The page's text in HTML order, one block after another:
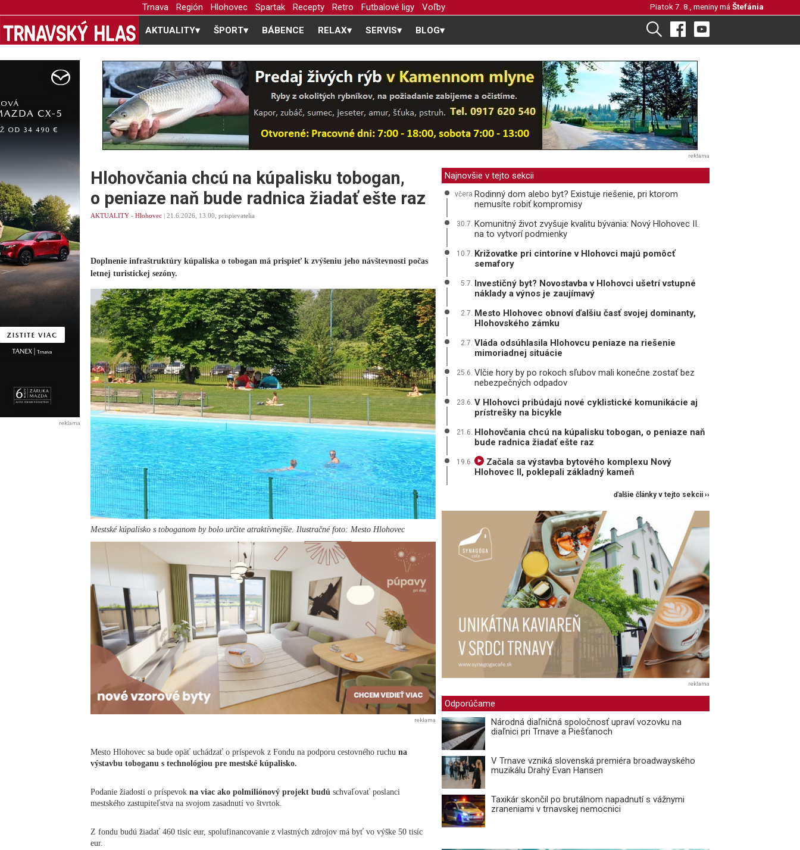
Trnava Región Hlohovec Spartak Recepty Retro Futbalové ligy Voľby Piatok 7. 8., meniny má Štefánia
AKTUALITY▾ ŠPORT▾ BÁBENCE RELAX▾ SERVIS▾ BLOG▾
reklama
Hlohovčania chcú na kúpalisku tobogan,
o peniaze naň bude radnica žiadať ešte raz
AKTUALITY - Hlohovec | 21.6.2026, 13.00, prispievatelia
Doplnenie infraštruktúry kúpaliska o tobogan má prispieť k zvýšeniu jeho návštevnosti počas
letnej turistickej sezóny.
Mestské kúpalisko s toboganom by bolo určite atraktívnejšie. Ilustračné foto: Mesto Hlohovec
reklama
Mesto Hlohovec sa bude opäť uchádzať o príspevok z Fondu na podporu cestovného ruchu na
výstavbu toboganu s technológiou pre mestské kúpalisko.
Podanie žiadosti o príspevok na viac ako polmiliónový projekt budú schvaľovať poslanci
mestského zastupiteľstva na svojom zasadnutí vo štvrtok.
Z fondu budú žiadať 460 tisíc eur, spolufinancovanie z vlastných zdrojov má byť vo výške 50 tisíc
eur.
Najnovšie v tejto sekcii
včera Rodinný dom alebo byt? Existuje riešenie, pri ktorom
nemusíte robiť kompromisy
30.7. Komunitný život zvyšuje kvalitu bývania: Nový Hlohovec II.
na to vytvorí podmienky
10.7. Križovatke pri cintoríne v Hlohovci majú pomôcť
semafory
5.7. Investičný byt? Novostavba v Hlohovci ušetrí vstupné
náklady a výnos je zaujímavý
2.7. Mesto Hlohovec obnoví ďalšiu časť svojej dominanty,
Hlohovského zámku
2.7. Vláda odsúhlasila Hlohovcu peniaze na riešenie
mimoriadnej situácie
25.6. Vlčie hory by po rokoch sľubov mali konečne zostať bez
nebezpečných odpadov
23.6. V Hlohovci pribúdajú nové cyklistické komunikácie aj
prístrešky na bicykle
21.6. Hlohovčania chcú na kúpalisku tobogan, o peniaze naň
bude radnica žiadať ešte raz
19.6.
Začala sa výstavba bytového komplexu Nový
Hlohovec II, poklepali základný kameň
ďalšie články v tejto sekcii ››
reklama
Odporúčame
Národná diaľničná spoločnosť upraví vozovku na
diaľnici pri Trnave a Piešťanoch
V Trnave vzniká slovenská premiéra broadwayského
muzikálu Drahý Evan Hansen
Taxikár skončil po brutálnom napadnutí s vážnymi
zraneniami v trnavskej nemocnici
reklama